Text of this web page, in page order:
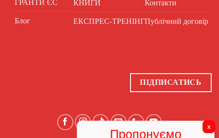
ГРАНТИ ЄС
Блог
КНИГИ
ЕКСПРЕС-ТРЕНІНГ
Контакти
Публічний договір
ПІДПИСАТИСЬ